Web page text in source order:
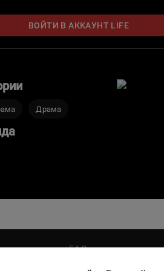
ВОЙТИ В АККАУНТ LIFE
Драма
FAQ